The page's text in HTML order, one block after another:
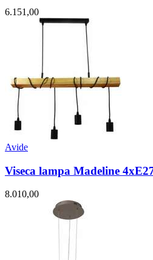
6.151,00
Avide
Viseca lampa Madeline
8.010,00